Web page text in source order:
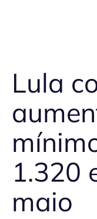
Lula
1.320
maio